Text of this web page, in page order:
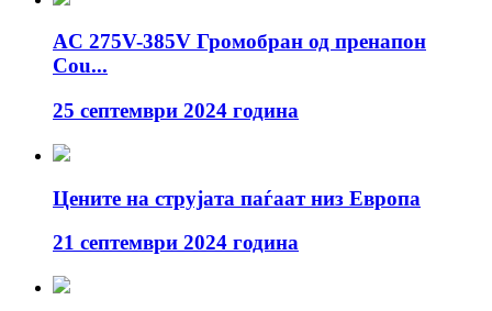
AC 275V-385V Громобран од пренапон
Cou...
25 септември 2024 година
Цените на струјата паѓаат низ Европа
21 септември 2024 година